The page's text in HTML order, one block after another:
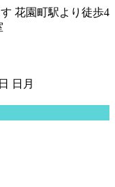
花園町駅より徒歩4
日月